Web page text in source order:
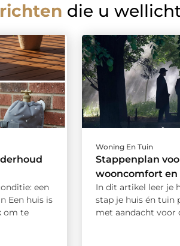
die u
een
Een huis is
om te
Woning En Tuin
Stappenplan
wooncomfort
In dit artikel leer je
stap je huis én tuin
met aandacht voor